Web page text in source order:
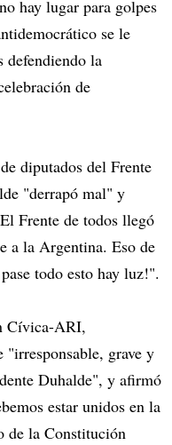
hay lugar para golpes
se le
defendiendo la
de
diputados del Frente
"derrapó mal" y
Frente de todos llegó
a la Argentina. Eso de
todo esto hay luz!".
Cívica-ARI,
"irresponsable, grave y
Duhalde", y afirmó
estar unidos en la
de la Constitución